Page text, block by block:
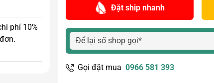
phí 10%
Đặt ship nhanh
Gọi đặt mua 0966 581 393